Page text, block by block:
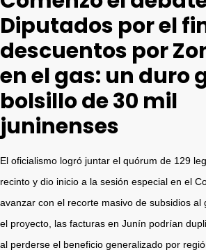
Diputados por el
descuentos por
en el gas: un duro
bolsillo de 30 mil
juninenses
El oficialismo logró juntar el quórum de 129
recinto y dio inicio a la sesión especial en el
avanzar con el recorte masivo de subsidios al
el proyecto, las facturas en Junín podrían
al perderse el beneficio generalizado por